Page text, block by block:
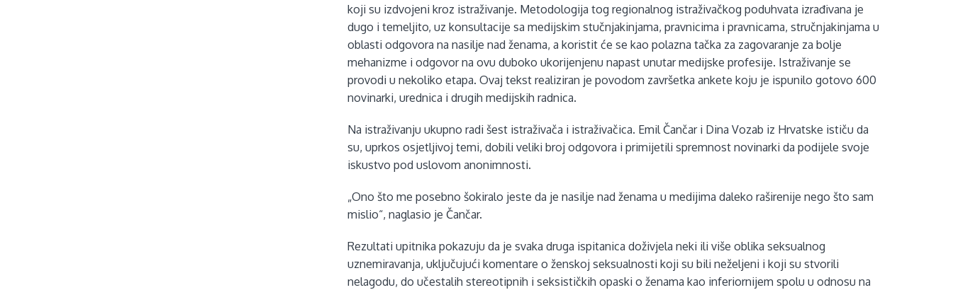
koji su izdvojeni kroz istraživanje. Metodologija tog regionalnog istraživačkog poduhvata izrađivana je
dugo i temeljito, uz konsultacije sa medijskim stučnjakinjama, pravnicima i pravnicama, stručnjakinjama u
oblasti odgovora na nasilje nad ženama, a koristit će se kao polazna tačka za zagovaranje za bolje
mehanizme i odgovor na ovu duboko ukorijenjenu napast unutar medijske profesije. Istraživanje se
provodi u nekoliko etapa. Ovaj tekst realiziran je povodom završetka ankete koju je ispunilo gotovo 600
novinarki, urednica i drugih medijskih radnica.
Na istraživanju ukupno radi šest istraživača i istraživačica. Emil Čančar i Dina Vozab iz Hrvatske ističu da
su, uprkos osjetljivoj temi, dobili veliki broj odgovora i primijetili spremnost novinarki da podijele svoje
iskustvo pod uslovom anonimnosti.
„Ono što me posebno šokiralo jeste da je nasilje nad ženama u medijima daleko raširenije nego što sam
mislio“, naglasio je Čančar.
Rezultati upitnika pokazuju da je svaka druga ispitanica doživjela neki ili više oblika seksualnog
uznemiravanja, uključujući komentare o ženskoj seksualnosti koji su bili neželjeni i koji su stvorili
nelagodu, do učestalih stereotipnih i seksističkih opaski o ženama kao inferiornijem spolu u odnosu na